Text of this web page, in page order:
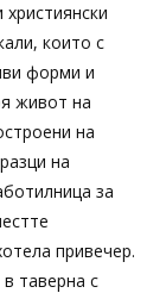
които с
форми и
живот на
на
на
за
привечер.
таверна с